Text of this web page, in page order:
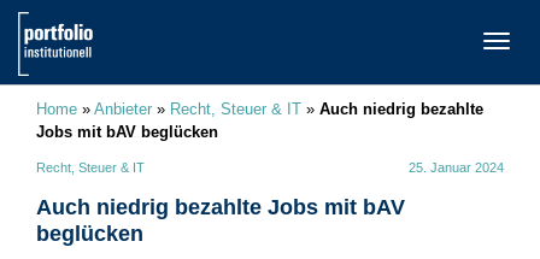
Home » Anbieter » Recht, Steuer & IT » Auch niedrig bezahlte
Jobs mit bAV beglücken
Recht, Steuer & IT 25. Januar 2024
Auch niedrig bezahlte Jobs mit bAV
beglücken